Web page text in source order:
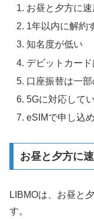
お昼と夕方に
1年以内に解約
知名度が低い
デビットカー
口座振替は一
5Gに対応して
eSIMで申し込
お昼と夕方に
LIBMOは、お昼と
す。